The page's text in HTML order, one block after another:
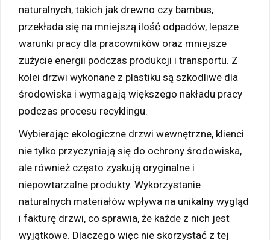
naturalnych, takich jak drewno czy bambus,
przekłada się na mniejszą ilość odpadów, lepsze
warunki pracy dla pracowników oraz mniejsze
zużycie energii podczas produkcji i transportu. Z
kolei drzwi wykonane z plastiku są szkodliwe dla
środowiska i wymagają większego nakładu pracy
podczas procesu recyklingu.
Wybierając ekologiczne drzwi wewnętrzne, klienci
nie tylko przyczyniają się do ochrony środowiska,
ale również często zyskują oryginalne i
niepowtarzalne produkty. Wykorzystanie
naturalnych materiałów wpływa na unikalny wygląd
i fakturę drzwi, co sprawia, że każde z nich jest
wyjątkowe. Dlaczego więc nie skorzystać z tej